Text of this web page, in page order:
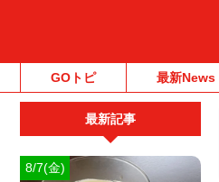
GOトピ 最新News
最新記事
8/7(金)